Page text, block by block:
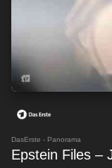
DasErste - Panorama
Epstein Files –